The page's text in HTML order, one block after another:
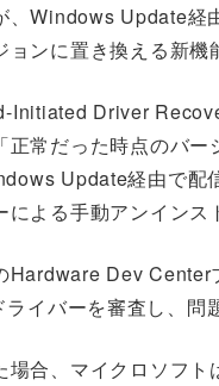
、Windows Update経
ンに置き換える新機
Initiated Driver
正常だった時点のバ
Update経由で配
による手動アンイン
Hardware Dev
イバーを審査し、問
場合、マイクロソフ